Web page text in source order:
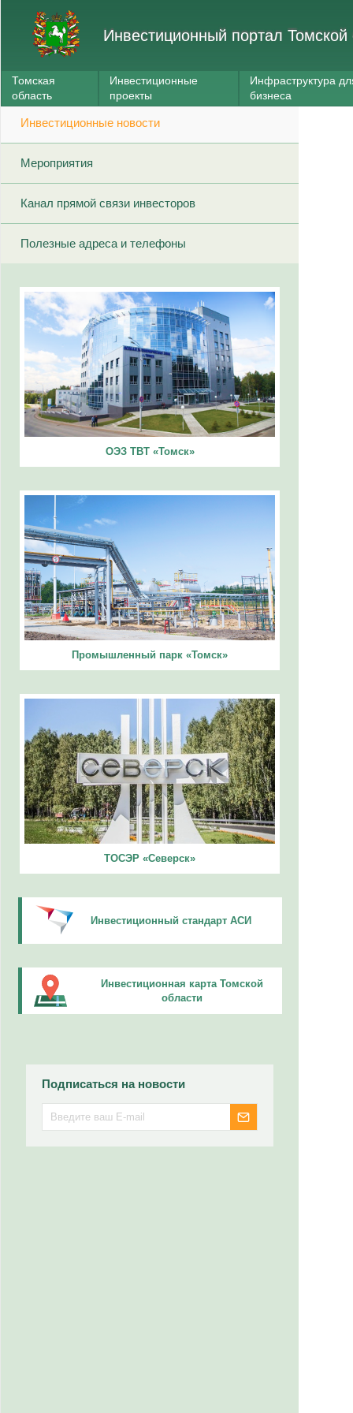
Инвестиционный портал Томской
Томская
область
Инвестиционные
проекты
Инфраструктура
бизнеса
Инвестиционные новости
Мероприятия
Канал прямой связи инвесторов
Полезные адреса и телефоны
ОЭЗ ТВТ «Томск»
Промышленный парк «Томск»
ТОСЭР «Северск»
Инвестиционный стандарт АСИ
Инвестиционная карта Томской
области
Подписаться на новости